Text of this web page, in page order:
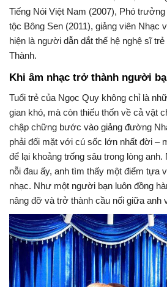
Tiếng Nói Việt Nam (2007), Phó
tộc Bông Sen (2011), giảng viên Nhạc
hiện là người dẫn dắt thế hệ nghệ sĩ
Thành.
Khi âm nhạc trở thành người
Tuổi trẻ của Ngọc Quy không chỉ là
gian khó, mà còn thiếu thốn về cả vật
chập chững bước vào giảng đường
phải đối mặt với cú sốc lớn nhất đời –
để lại khoảng trống sâu trong lòng
nỗi đau ấy, anh tìm thấy một điểm tựa
nhạc. Như một người bạn luôn đồng
nâng đỡ và trở thành cầu nối giữa anh